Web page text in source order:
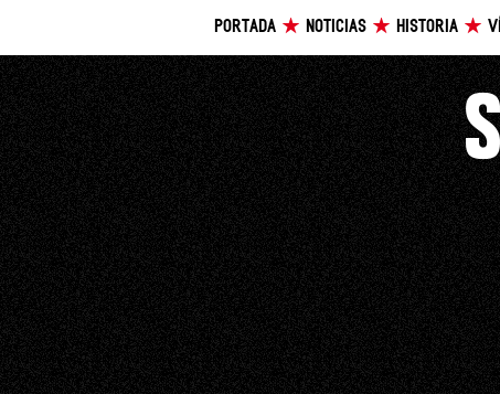
PORTADA NOTICIAS HISTORIA